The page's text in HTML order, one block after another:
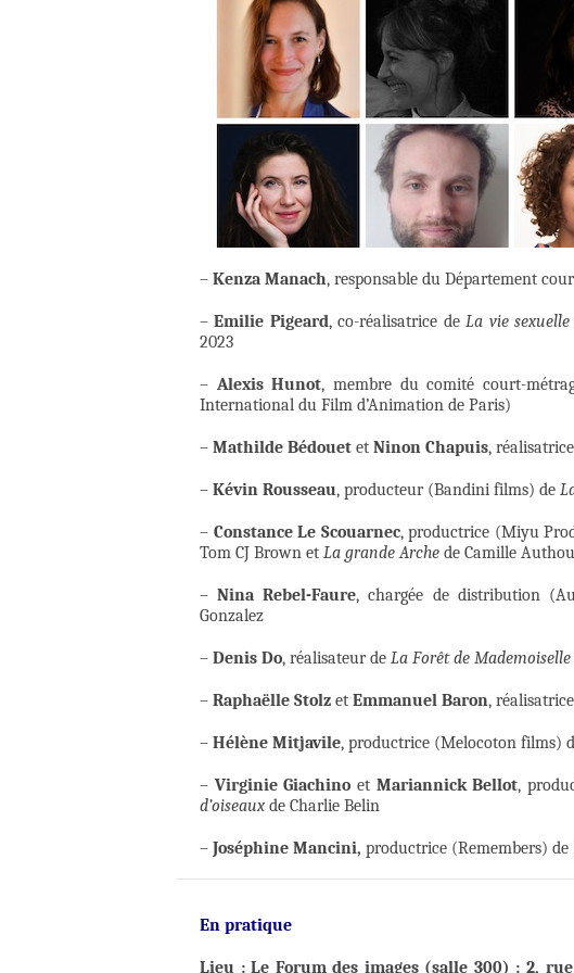
– Kenza Manach, responsable du Département
–Emilie Pigeard, co-réalisatrice deLa vie
2023
– Alexis Hunot, membre du comité court-
International du Film d’Animation de Paris)
– Mathilde Bédouet et Ninon Chapuis,
– Kévin Rousseau, producteur (Bandini films) de
– Constance Le Scouarnec, productrice (Miyu
Tom CJ Brown et La grande Arche de Camille
–Nina Rebel-Faure, chargée de distribution
Gonzalez
– Denis Do, réalisateur de La Forêt de Mademoiselle
– Raphaëlle Stolz et Emmanuel Baron,
– Hélène Mitjavile, productrice (Melocoton films)
– Virginie Giachino et Mariannick Bellot,
d’oiseaux de Charlie Belin
– Joséphine Mancini, productrice (Remembers) de
En pratique
Lieu : Le Forum des images (salle 300) : 2,